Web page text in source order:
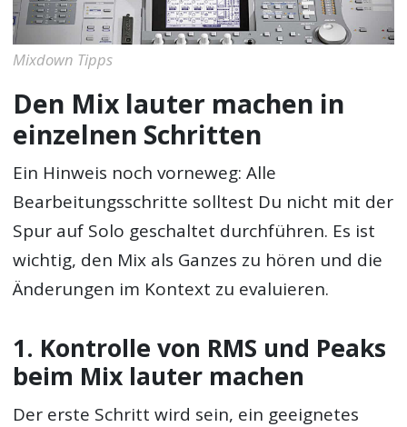
Mixdown Tipps
Den Mix lauter machen in
einzelnen Schritten
Ein Hinweis noch vorneweg: Alle
Bearbeitungsschritte solltest Du nicht mit der
Spur auf Solo geschaltet durchführen. Es ist
wichtig, den Mix als Ganzes zu hören und die
Änderungen im Kontext zu evaluieren.
1. Kontrolle von RMS und Peaks
beim Mix lauter machen
Der erste Schritt wird sein, ein geeignetes